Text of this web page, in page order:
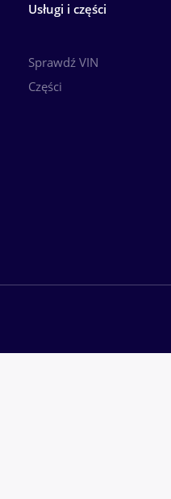
Usługi i części
Sprawdź VIN
Części